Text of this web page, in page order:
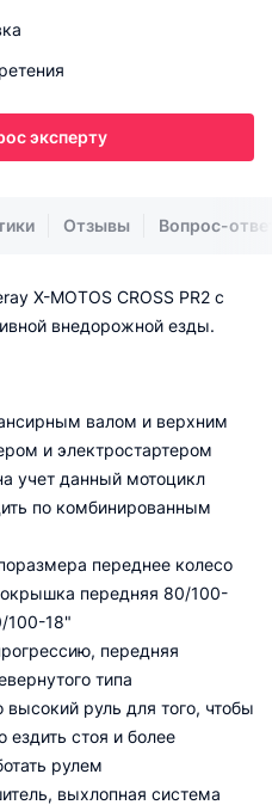
эксперту
Отзывы Вопрос-
X-MOTOS CROSS PR2 с
внедорожной езды.
валом и верхним
и электростартером
учет данный мотоцикл
по комбинированным
переднее колесо
передняя 80/100-
100-18"
передняя
типа
высокий руль для того, чтобы
стоя и более
рулем
выхлопная система